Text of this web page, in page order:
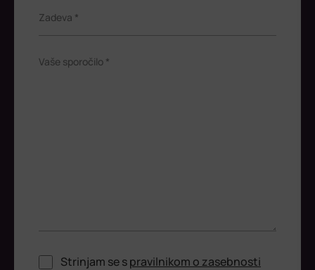
Zadeva *
Vaše sporočilo *
Strinjam se spravilnikom o zasebnosti